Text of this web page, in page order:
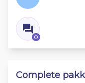
0
Complete